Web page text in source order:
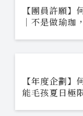
【團員許願
｜不是做瑜珈
【年度企劃
能毛孩夏日極